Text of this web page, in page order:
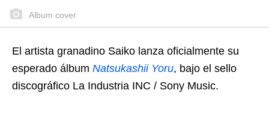
Album cover
El artista granadino Saiko lanza oficialmente su
esperado álbum Natsukashii Yoru, bajo el sello
discográfico La Industria INC / Sony Music.